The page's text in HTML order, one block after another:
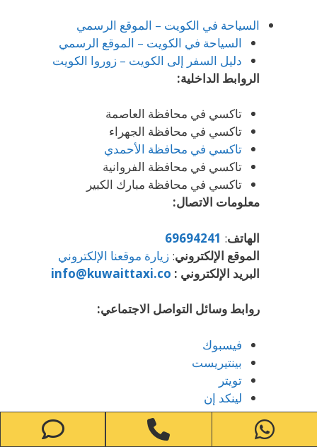
السياحة في الكويت – الموقع الرسمي
السياحة في الكويت – الموقع الرسمي
دليل السفر إلى الكويت – زوروا الكويت
الروابط الداخلية:
تاكسي في محافظة العاصمة
تاكسي في محافظة الجهراء
تاكسي في محافظة الأحمدي
تاكسي في محافظة الفروانية
تاكسي في محافظة مبارك الكبير
معلومات الاتصال:
الهاتف:
69694241
الموقع الإلكتروني: زيارة موقعنا الإلكتروني
البريد الإلكتروني : info@kuwaittaxi.co
روابط وسائل التواصل الاجتماعي:
فيسبوك
بينتيريست
تويتر
لينكد إن
يوتيوب
WhatsApp